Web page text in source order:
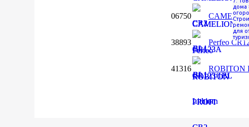
дома
для
06750
38893 Perfeo
41316 ROBITON